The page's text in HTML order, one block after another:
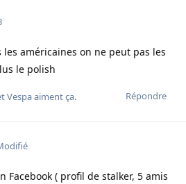
les américaines on ne peut pas les
le polish
Répondre
Vespaaiment ça.
Facebook ( profil de stalker, 5 amis